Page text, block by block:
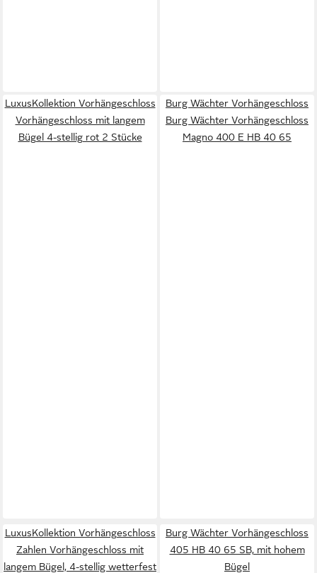
LuxusKollektion Vorhängeschloss
Vorhängeschloss mit langem
Bügel 4-stellig rot 2 Stücke
Burg Wächter Vorhängeschloss
Burg Wächter Vorhängeschloss
Magno 400 E HB 40 65
LuxusKollektion Vorhängeschloss
Zahlen Vorhängeschloss mit
langem Bügel, 4-stellig wetterfest
Burg Wächter Vorhängeschloss
405 HB 40 65 SB, mit hohem
Bügel